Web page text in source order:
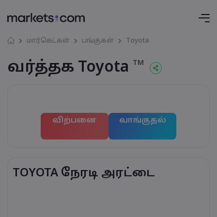
மார்கெட்கள் பங்குகள் Toyota
வர்த்தக Toyota TM
விற்பனை வாங்குதல்
TOYOTA நேரடி அரட்டை